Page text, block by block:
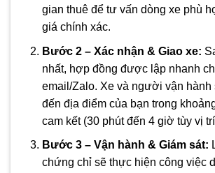
gian thuê để tư vấn dòng xe phù
giá chính xác.
Bước 2 – Xác nhận & Giao xe:
nhất, hợp đồng được lập nhanh
email/Zalo. Xe và người vận
đến địa điểm của bạn trong
cam kết (30 phút đến 4 giờ tùy vị
Bước 3 – Vận hành & Giám sát:
chứng chỉ sẽ thực hiện công việc